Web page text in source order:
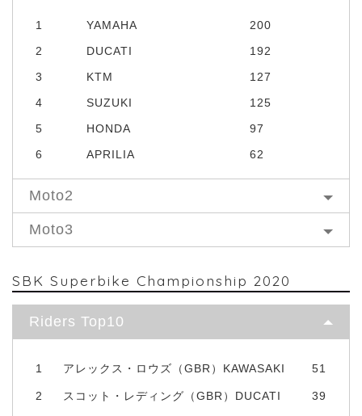
1 YAMAHA
200
2
DUCATI
192
3
KTM
127
4
SUZUKI
125
5
HONDA
97
6
APRILIA 62
Moto2
Moto3
SBK Superbike Championship 2020
Riders Top10
1 アレックス・ロウズ（GBR）KAWASAKI 51
2 スコット・レディング（GBR）DUCATI 39